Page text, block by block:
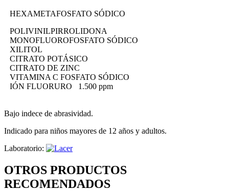
HEXAMETAFOSFATO SÓDICO
POLIVINILPIRROLIDONA
MONOFLUOROFOSFATO SÓDICO
XILITOL
CITRATO POTÁSICO
CITRATO DE ZINC
VITAMINA C FOSFATO SÓDICO
IÓN FLUORURO 1.500 ppm
Bajo indece de abrasividad.
Indicado para niños mayores de 12 años y adultos.
Laboratorio:
OTROS PRODUCTOS
RECOMENDADOS